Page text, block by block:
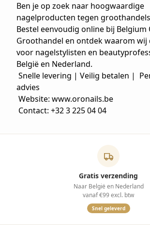
Ben je op zoek naar hoogwaardige
nagelproducten tegen
Bestel eenvoudig online bij Belgium
Groothandel en ontdek waarom wij
voor nagelstylisten en
België en Nederland.
Snelle levering | Veilig betalen |
advies
Website: www.oronails.be
Contact: +32 3 225 04 04
Gratis verzending
Naar België en Nederland
vanaf €99 excl. btw
Snel geleverd